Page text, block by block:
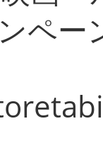
ペー